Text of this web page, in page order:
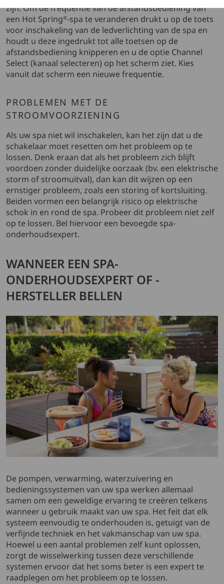
zijn. Om de frequentie van de afstandsbediening van
een Hot Spring®-spa te veranderen drukt u op de toets
voor inschakeling van de ledverlichting van de spa en
houdt u deze ingedrukt tot alle toetsen op de
afstandsbediening knipperen en u de optie Channel
Select (kanaal selecteren) op het scherm ziet. Kies
vanuit dat scherm een nieuwe frequentie.
PROBLEMEN MET DE
STROOMVOORZIENING
Als uw spa niet wil inschakelen, kan het zijn dat u de
schakelaar moet resetten om het probleem op te
lossen. Denk eraan dat als het probleem zich blijft
voordoen zonder duidelijke oorzaak (bv. een elektrische
storm of stroomuitval), dan kan dit wijzen op een
ernstiger probleem, zoals een storing of kortsluiting.
Beiden vormen een belangrijk risico op elektrische
schok in en rond de spa. Probeer dit probleem niet zelf
op te lossen. Bel hiervoor een bevoegde spa-
onderhoudsexpert.
WANNEER EEN SPA-
ONDERHOUDSEXPERT OF -
HERSTELLER BELLEN
De pompen, verwarming, waterzuivering en
bedieningssystemen van uw spa werken allemaal
samen om een geweldige ervaring te creëren telkens
wanneer u gebruik maakt van uw spa. Het feit dat elk
systeem eenvoudig te onderhouden is, getuigt van de
verfijnde techniek en het vakmanschap van uw spa.
Hoewel u een aantal problemen zelf kunt oplossen,
zorgt de wisselwerking tussen deze verschillende
systemen ervoor dat het soms beter is een expert te
raadplegen om het probleem op te lossen.